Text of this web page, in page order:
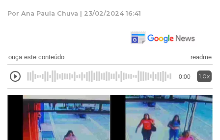
Por Ana Paula Chuva | 23/02/2024 16:41
ouça este conteúdo readme
0:00 1.0x